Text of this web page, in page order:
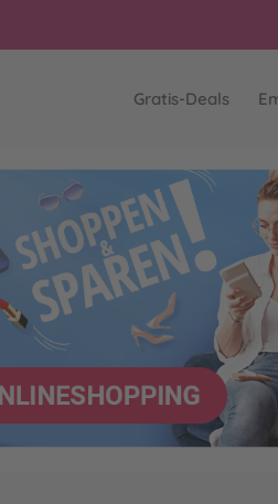
Gratis-Deals